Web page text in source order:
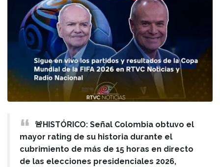
🚨HISTÓRICO: Señal Colombia obtuvo el
mayor rating de su historia durante el
cubrimiento de más de 15 horas en directo
de las elecciones presidenciales 2026,